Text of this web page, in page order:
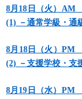
8月18日（火）AM
(1) －通常学級・通
8月18日（火）PM
(2) －支援学校・支
8月19日（水）PM